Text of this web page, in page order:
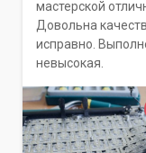
мастерской
Довольна
исправно.
невысокая.